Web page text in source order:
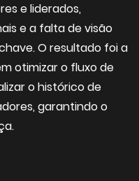
e liderados,
e a falta de visão
O resultado foi a
otimizar o fluxo de
o histórico de
garantindo o